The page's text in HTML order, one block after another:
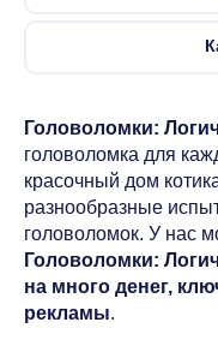
Головоломки:
головоломка для
красочный дом
разнообразные
головоломок. У нас
Головоломки:
на много денег,
рекламы.